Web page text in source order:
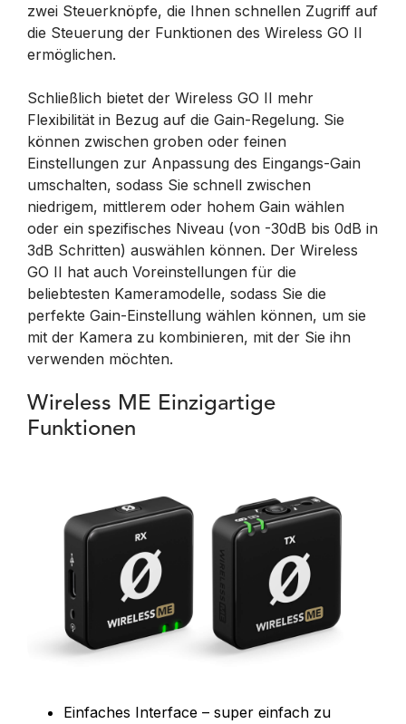
zwei Steuerknöpfe, die Ihnen schnellen Zugriff auf
die Steuerung der Funktionen des Wireless GO II
ermöglichen.
Schließlich bietet der Wireless GO II mehr
Flexibilität in Bezug auf die Gain-Regelung. Sie
können zwischen groben oder feinen
Einstellungen zur Anpassung des Eingangs-Gain
umschalten, sodass Sie schnell zwischen
niedrigem, mittlerem oder hohem Gain wählen
oder ein spezifisches Niveau (von -30dB bis 0dB in
3dB Schritten) auswählen können. Der Wireless
GO II hat auch Voreinstellungen für die
beliebtesten Kameramodelle, sodass Sie die
perfekte Gain-Einstellung wählen können, um sie
mit der Kamera zu kombinieren, mit der Sie ihn
verwenden möchten.
Wireless ME Einzigartige
Funktionen
Einfaches Interface – super einfach zu